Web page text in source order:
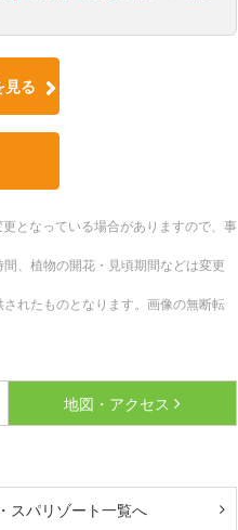
見る
となっている場合がありますので、事
、植物の開花・見頃期間などは変更
れたものとなります。画像の無断転
地図・アクセス
スパリゾート一覧へ